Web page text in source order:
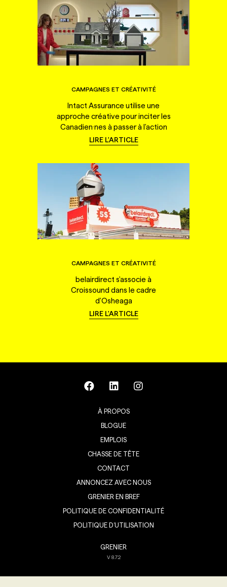
CAMPAGNES ET CRÉATIVITÉ
Intact Assurance utilise une
approche créative pour inciter les
Canadien·nes à passer à l'action
LIRE L'ARTICLE
CAMPAGNES ET CRÉATIVITÉ
belairdirect s'associe à
Croissound dans le cadre
d'Osheaga
LIRE L'ARTICLE
À PROPOS
BLOGUE
EMPLOIS
CHASSE DE TÊTE
CONTACT
ANNONCEZ AVEC NOUS
GRENIER EN BREF
POLITIQUE DE CONFIDENTIALITÉ
POLITIQUE D’UTILISATION
GRENIER
V8.7.2